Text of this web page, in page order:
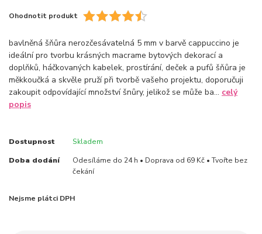
Ohodnotit produkt
bavlněná šňůra nerozčesávatelná 5 mm v barvě cappuccino je
ideální pro tvorbu krásných macrame bytových dekorací a
doplňků, háčkovaných kabelek, prostírání, deček a pufů šňůra je
měkkoučká a skvěle pruží při tvorbě vašeho projektu, doporučuji
zakoupit odpovídající množství šnůry, jelikož se může ba... celý
popis
Dostupnost Skladem
Doba dodání
Odesíláme do 24 h • Doprava od 69 Kč • Tvořte bez
čekání
Nejsme plátci DPH